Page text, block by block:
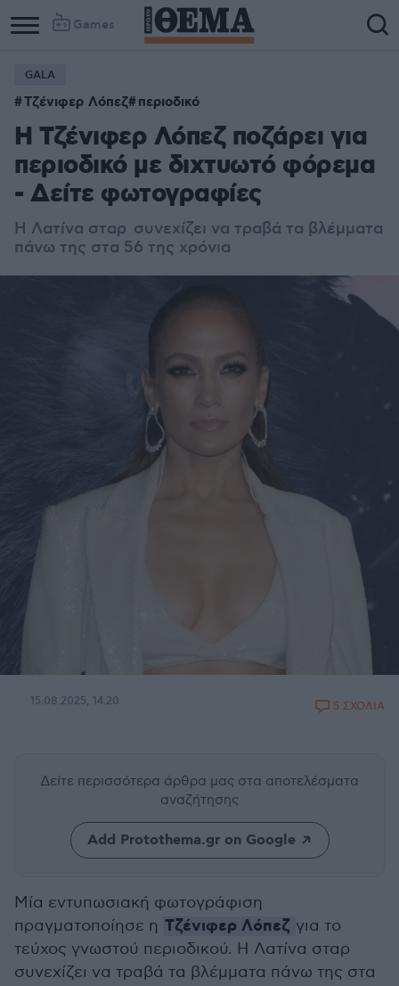
Games
Column
1
Column
2
GALA
Τζένιφερ Λόπεζ περιοδικό
Η Τζένιφερ Λόπεζ ποζάρει για
περιοδικό με διχτυωτό φόρεμα
- Δείτε φωτογραφίες
Η Λατίνα σταρ συνεχίζει να τραβά τα βλέμματα
πάνω της στα 56 της χρόνια
15.08.2025, 14:20 5 ΣΧΟΛΙΑ
Δείτε περισσότερα άρθρα μας στα αποτελέσματα
αναζήτησης
Add Protothema.gr on Google
Μία εντυπωσιακή φωτογράφιση
πραγματοποίησε η Τζένιφερ Λόπεζ για το
τεύχος γνωστού περιοδικού. Η Λατίνα σταρ
συνεχίζει να τραβά τα βλέμματα πάνω της στα